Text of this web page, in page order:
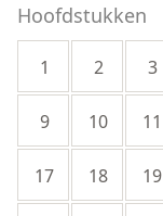
Hoofdstukken
1 2 3
9 10 11
17 18 19